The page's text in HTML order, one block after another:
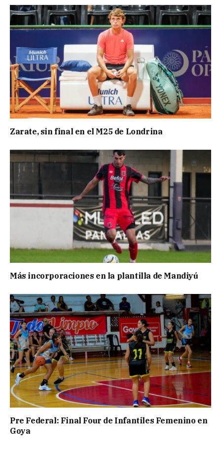
Zarate, sin final en el M25 de Londrina
Más incorporaciones en la plantilla de Mandiyú
Pre Federal: Final Four de Infantiles Femenino en
Goya